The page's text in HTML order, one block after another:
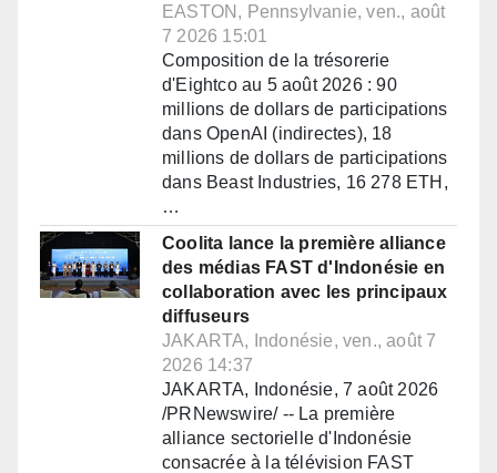
EASTON, Pennsylvanie, ven., août
7 2026 15:01
Composition de la trésorerie
d'Eightco au 5 août 2026 : 90
millions de dollars de participations
dans OpenAI (indirectes), 18
millions de dollars de participations
dans Beast Industries, 16 278 ETH,
…
Coolita lance la première alliance
des médias FAST d'Indonésie en
collaboration avec les principaux
diffuseurs
JAKARTA, Indonésie, ven., août 7
2026 14:37
JAKARTA, Indonésie, 7 août 2026
/PRNewswire/ -- La première
alliance sectorielle d'Indonésie
consacrée à la télévision FAST